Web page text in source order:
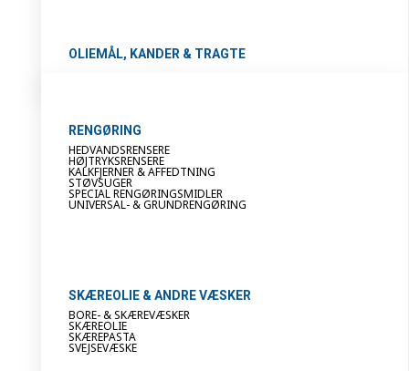
OLIEMÅL, KANDER & TRAGTE
RENGØRING
HEDVANDSRENSERE
HØJTRYKSRENSERE
KALKFJERNER & AFFEDTNING
STØVSUGER
SPECIAL RENGØRINGSMIDLER
UNIVERSAL- & GRUNDRENGØRING
SKÆREOLIE & ANDRE VÆSKER
BORE- & SKÆREVÆSKER
SKÆREOLIE
SKÆREPASTA
SVEJSEVÆSKE